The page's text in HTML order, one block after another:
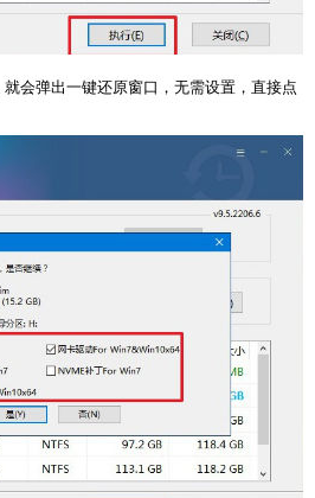
会弹出一键还原窗口，无需设置，直接点